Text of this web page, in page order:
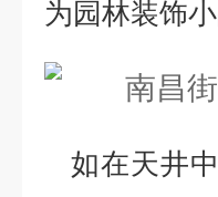
为园林装饰小
如在天井